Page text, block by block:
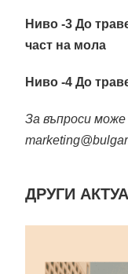
Ниво -3 До
част на мола
Ниво -4 До
За въпроси
ДРУГИ